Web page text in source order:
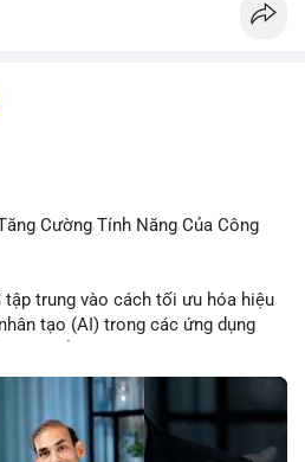
Cường Tính Năng Của Công
tập trung vào cách tối ưu hóa hiệu
tạo (AI) trong các ứng dụng
tự động hóa quy trình trong lĩnh
đăng nhấn mạnh vai trò của AI
tăng tốc độ xử lý, và hỗ trợ quyết
này đặc biệt quan trọng trong thời